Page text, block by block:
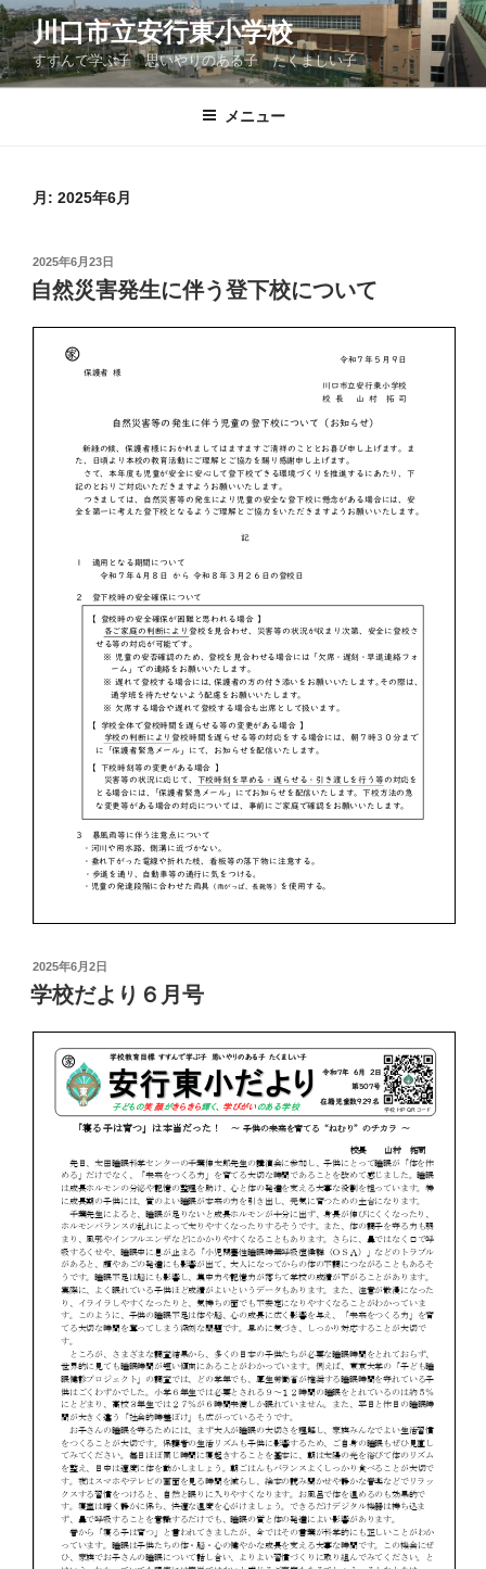
コ
ン
テ
ン
川口市立安行東小学校
すすんで学ぶ子 思いやりのある子 たくましい子
メニュー
月: 2025年6月
投
稿
日:
2025年6月23日
自然災害発生に伴う登下校について
投
稿
日:
2025年6月2日
学校だより６月号